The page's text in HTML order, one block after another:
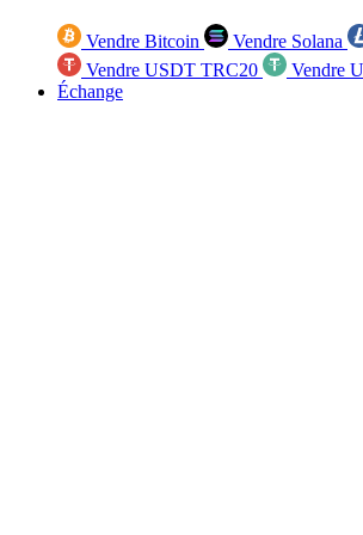
Vendre Bitcoin Vendre Solana
Vendre USDT TRC20
Vendre
Échange